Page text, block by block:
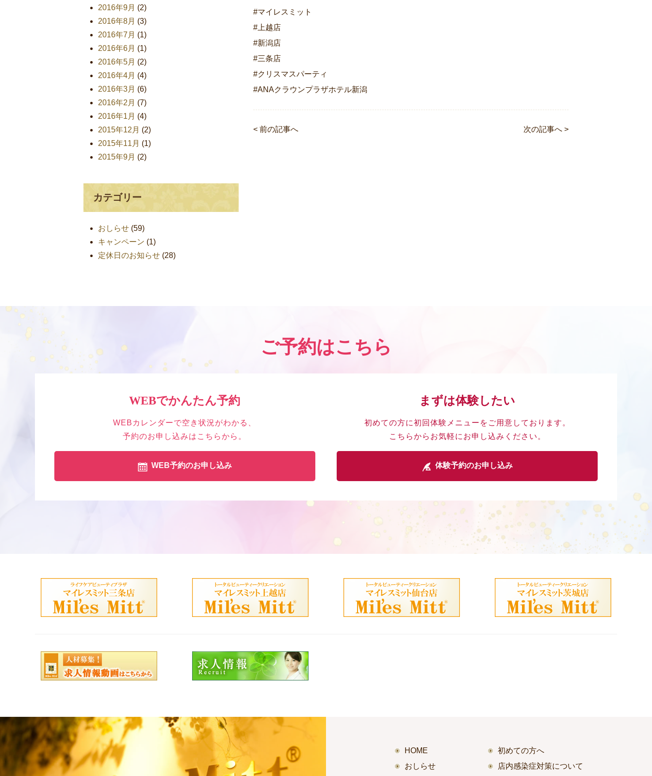
#マイレスミット
#上越店
#新潟店
#三条店
#クリスマスパーティ
#ANAクラウンプラザホテル新潟
< 前の記事へ 次の記事へ >
2016年9月 (2)
2016年8月 (3)
2016年7月 (1)
2016年6月 (1)
2016年5月 (2)
2016年4月 (4)
2016年3月 (6)
2016年2月 (7)
2016年1月 (4)
2015年12月 (2)
2015年11月 (1)
2015年9月 (2)
カテゴリー
おしらせ (59)
キャンペーン (1)
定休日のお知らせ (28)
ご予約はこちら
WEBでかんたん予約
WEBカレンダーで空き状況がわかる、
予約のお申し込みはこちらから。
WEB予約のお申し込み
まずは体験したい
初めての方に初回体験メニューを ご用意しております。
こちらからお気軽に お申し込みください。
体験予約のお申し込み
HOME
おしらせ
初めての方へ
店内感染症対策について